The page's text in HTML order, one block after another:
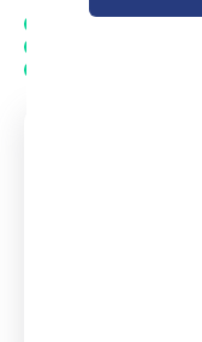
Spedizione gratuita